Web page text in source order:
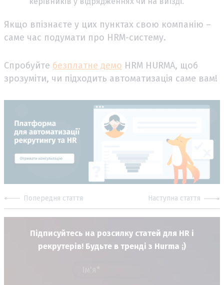
Якщо впізнаєте у цих пунктах свою компанію –
саме час подумати про HRM-систему.
Спробуйте безплатне демо HRM HURMA, щоб
зрозуміти, чи підходить автоматизація саме вам!
Попередня стаття Наступна стаття
Підписуйтесь на розсилку статей для HR і
рекрутерів! Будьте в тренді з Hurma ;)